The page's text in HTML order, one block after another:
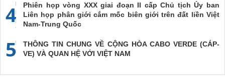
4
Phiên họp vòng XXX giai đoạn II cấp Chủ tịch Ủy ban
Liên họp phân giới cắm mốc biên giới trên đất liền Việt
Nam-Trung Quốc
5
THÔNG TIN CHUNG VỀ CỘNG HÒA CABO VERDE (CÁP-
VE) VÀ QUAN HỆ VỚI VIỆT NAM